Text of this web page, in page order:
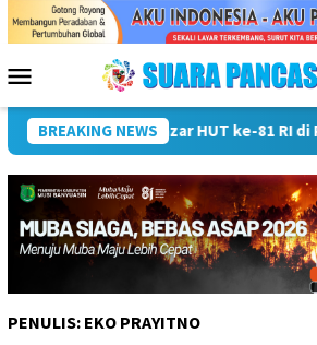
Menu
Mobile
BREAKING NEWS
HUT ke-81 RI di Perumahan Istana
PENULIS: EKO PRAYITNO